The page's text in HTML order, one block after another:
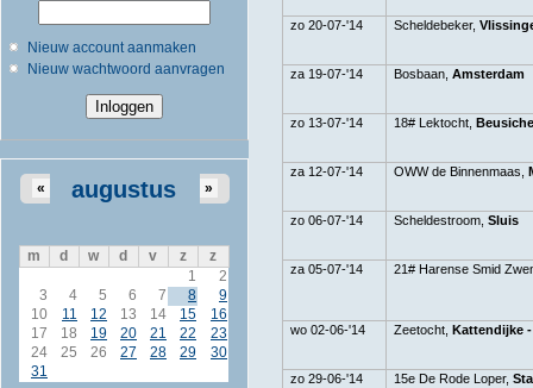
Nieuw account aanmaken
Nieuw wachtwoord aanvragen
augustus
« »
m d w d v z
z
1
2
3
4 5 6 7 8
9
10
11 12 13 14 15
16
17
18 19 20 21 22
23
24
25 26 27 28 29
30
31
zo 20-07-'14 Scheldebeker,
za 19-07-'14 Bosbaan, Amsterdam
zo 13-07-'14 18# Lektocht,
za 12-07-'14 OWW de Binnenmaas,
zo 06-07-'14 Scheldestroom, Sluis
za 05-07-'14 21# Harense Smid
wo 02-06-'14 Zeetocht, Kattendijke
zo 29-06-'14 15e De Rode Loper,